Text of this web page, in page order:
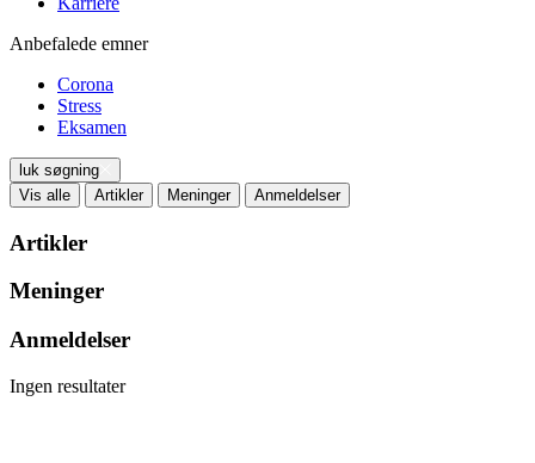
Anbefalede emner
Corona
Stress
Eksamen
luk søgning
Vis alle
Artikler Meninger Anmeldelser
Artikler
Meninger
Anmeldelser
Ingen resultater